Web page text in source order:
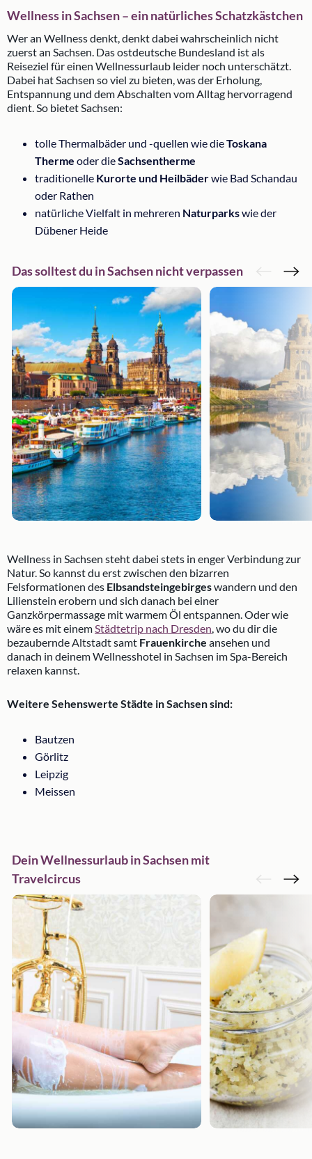
Wellness in Sachsen – ein natürliches Schatzkästchen
Wer an Wellness denkt, denkt dabei wahrscheinlich nicht
zuerst an Sachsen. Das ostdeutsche Bundesland ist als
Reiseziel für einen Wellnessurlaub leider noch unterschätzt.
Dabei hat Sachsen so viel zu bieten, was der Erholung,
Entspannung und dem Abschalten vom Alltag hervorragend
dient. So bietet Sachsen:
tolle Thermalbäder und -quellen wie dieToskana
Therme oder dieSachsentherme
traditionelle Kurorte und Heilbäderwie Bad Schandau
oder Rathen
natürliche Vielfalt in mehreren Naturparkswie der
Dübener Heide
Das solltest du in Sachsen nicht verpassen
Wellness in Sachsen steht dabei stets in enger Verbindung zur
Natur. So kannst du erst zwischen den bizarren
Felsformationen des Elbsandsteingebirgeswandern und den
Lilienstein erobern und sich danach bei einer
Ganzkörpermassage mit warmem Öl entspannen. Oder wie
wäre es mit einemStädtetrip nach Dresden, wo du dir die
bezaubernde Altstadt samt Frauenkirche ansehen und
danach in deinem Wellnesshotel in Sachsen im Spa-Bereich
relaxen kannst.
Weitere Sehenswerte Städte in Sachsen sind:
Bautzen
Görlitz
Leipzig
Meissen
Dein Wellnessurlaub in Sachsen mit
Travelcircus